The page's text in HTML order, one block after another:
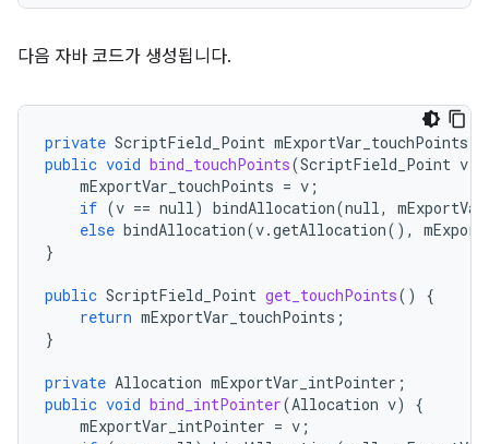
다음 자바 코드가 생성됩니다.
private ScriptField_Point mExportVar_touchPoints
public void bind_touchPoints(ScriptField_Point v
mExportVar_touchPoints = v ;
if (v == null) bindAllocation(null,
else bindAllocation(v.getAllocation(),
}
public ScriptField_Point get_touchPoints()
{
return mExportVar_touchPoints ;
}
private Allocation mExportVar_intPointer ;
public void bind_intPointer(Allocation v)
{
mExportVar_intPointer = v ;